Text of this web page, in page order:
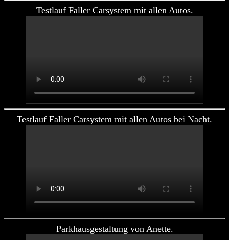
Testlauf Faller Carsystem mit allen Autos.
Testlauf Faller Carsystem mit allen Autos bei Nacht.
Parkhausgestaltung von Anette.